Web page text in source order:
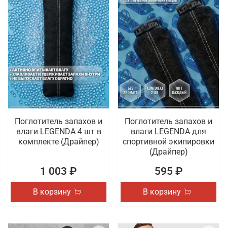
Поглотитель запахов и
влаги LEGENDA 4 шт в
комплекте (Драйпер)
1 003 ₽
В корзину
Поглотитель запахов и
влаги LEGENDA для
спортивной экипировки
(Драйпер)
595 ₽
В корзину